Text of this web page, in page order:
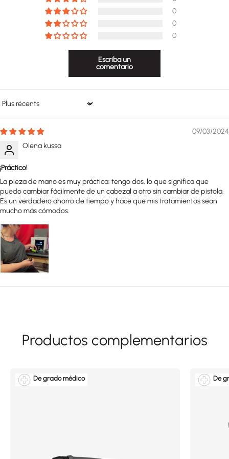
0
0
0
Escriba un
comentario
Sort by
09/03/2024
Olena kussa
¡Práctico!
La pieza de mano es muy práctica: tengo dos, lo que significa que
puedo cambiar fácilmente de un cabezal a otro sin cambiar de pistola.
Es un verdadero ahorro de tiempo y hace que mis tratamientos sean
mucho más cómodos.
De grado médico De